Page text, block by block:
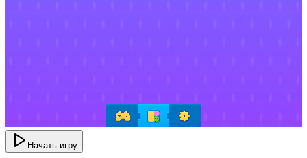
Начать игру